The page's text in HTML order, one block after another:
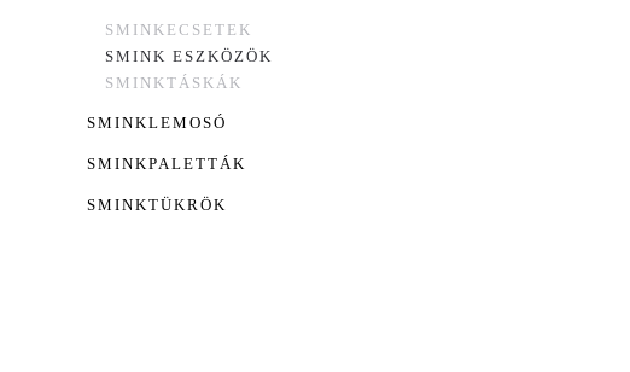
SMINKECSETEK
SMINK ESZKÖZÖK
SMINKTÁSKÁK
SMINKLEMOSÓ
SMINKPALETTÁK
SMINKTÜKRÖK